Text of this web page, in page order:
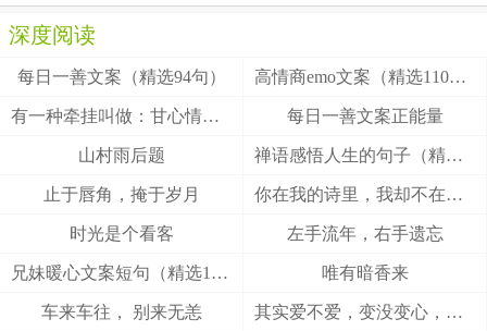
深度阅读
每日一善文案（精选94句） 高情商emo文案（精选110句）
有一种牵挂叫做：甘心情愿！ 每日一善文案正能量
山村雨后题 禅语感悟人生的句子（精选27句）
止于唇角，掩于岁月 你在我的诗里，我却不在你的梦里
时光是个看客 左手流年，右手遗忘
兄妹暖心文案短句（精选100句） 唯有暗香来
车来车往， 别来无恙 其实爱不爱，变没变心，身体最诚实